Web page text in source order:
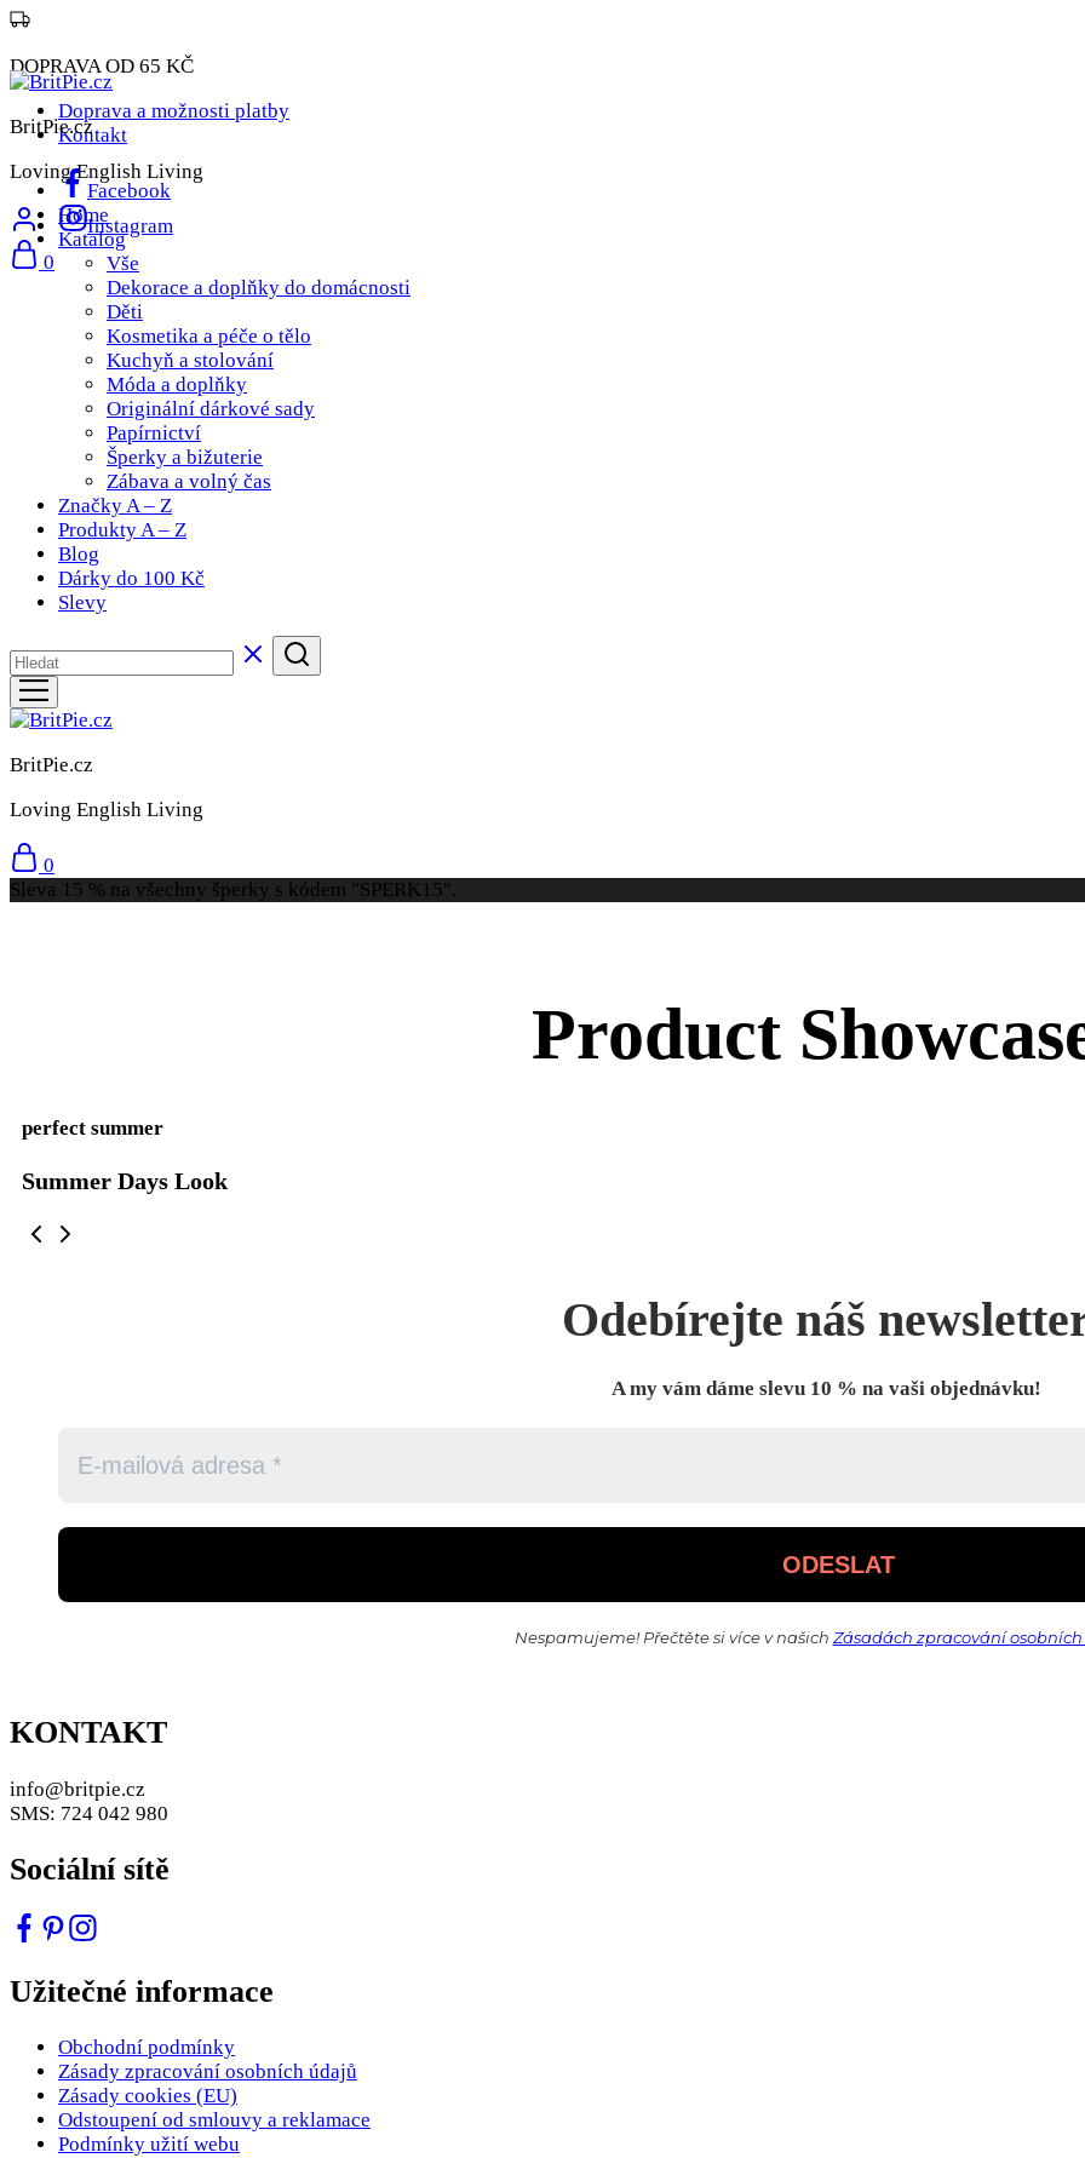
DOPRAVA OD 65 KČ
Doprava a možnosti platby
Kontakt
Facebook
Instagram
BritPie.cz
Loving English Living
0
Home
Katalog
Vše
Dekorace a doplňky do domácnosti
Děti
Kosmetika a péče o tělo
Kuchyň a stolování
Móda a doplňky
Originální dárkové sady
Papírnictví
Šperky a bižuterie
Zábava a volný čas
Značky A – Z
Produkty A – Z
Blog
Dárky do 100 Kč
Slevy
BritPie.cz
Loving English Living
0
Sleva 15 % na všechny šperky s kódem "SPERK15".
Product
perfect summer
Summer Days Look
Odebírejte náš
A my vám dáme slevu 10 % na vaši objednávku!
Nespamujeme! Přečtěte si více v našich Zásadách zpracování
KONTAKT
info@britpie.cz
SMS: 724 042 980
Sociální sítě
Užitečné informace
Obchodní podmínky
Zásady zpracování osobních údajů
Zásady cookies (EU)
Odstoupení od smlouvy a reklamace
Podmínky užití webu